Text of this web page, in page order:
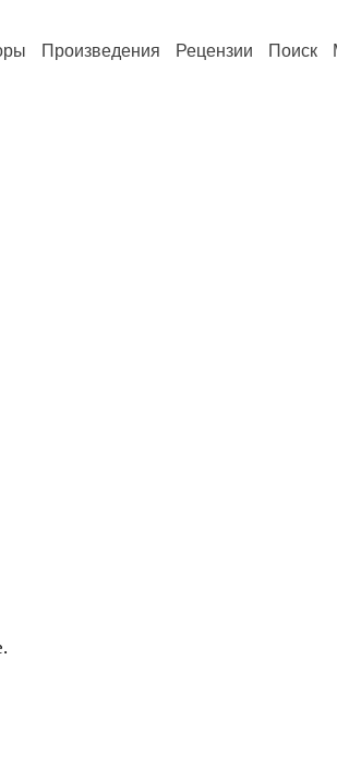
Произведения Рецензии Поиск